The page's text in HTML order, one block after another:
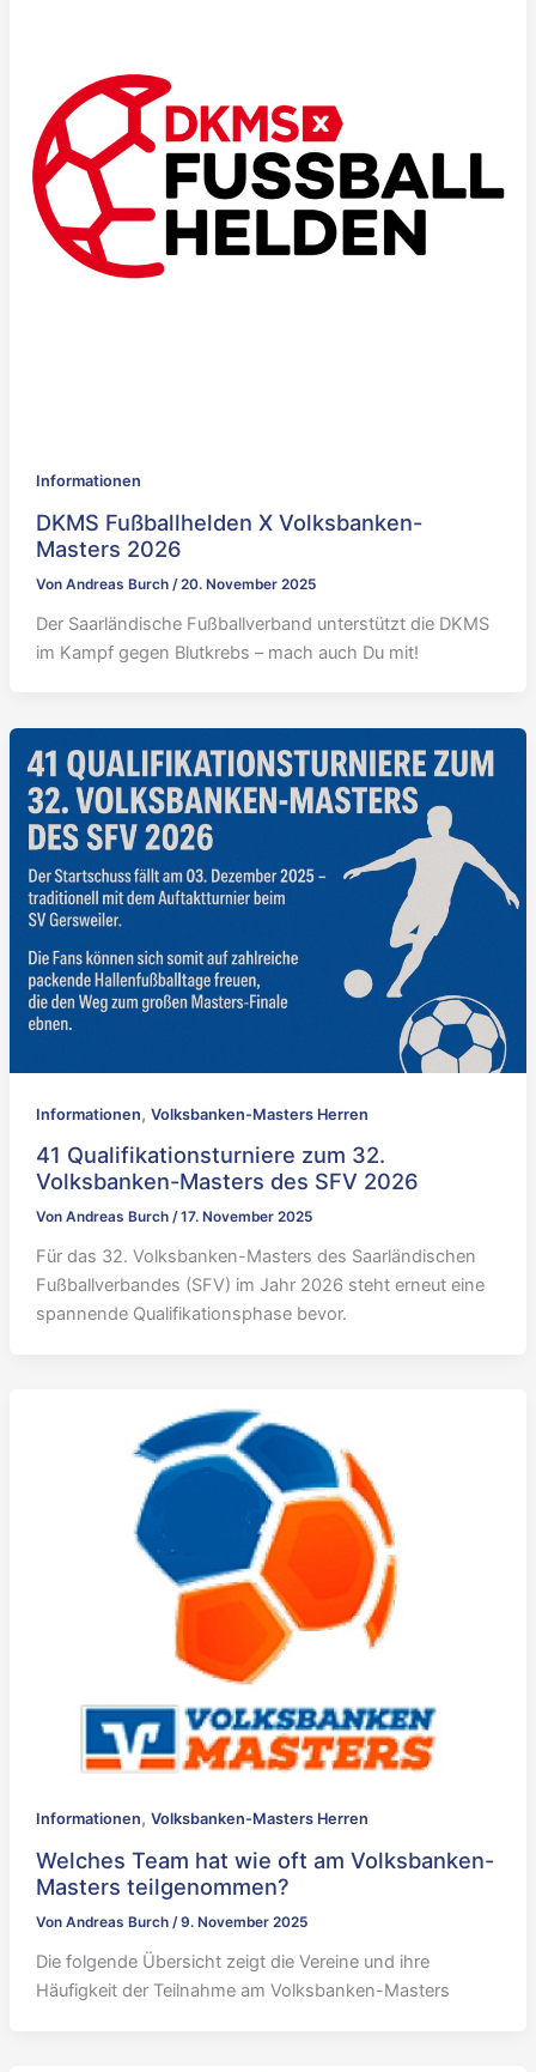
Informationen
DKMS Fußballhelden X Volksbanken-
Masters 2026
Von Andreas Burch /20. November 2025
Der Saarländische Fußballverband unterstützt die DKMS
im Kampf gegen Blutkrebs – mach auch Du mit!
Informationen, Volksbanken-Masters Herren
41 Qualifikationsturniere zum 32.
Volksbanken-Masters des SFV 2026
Von Andreas Burch /17. November 2025
Für das 32. Volksbanken-Masters des Saarländischen
Fußballverbandes (SFV) im Jahr 2026 steht erneut eine
spannende Qualifikationsphase bevor.
Informationen, Volksbanken-Masters Herren
Welches Team hat wie oft am Volksbanken-
Masters teilgenommen?
Von Andreas Burch /9. November 2025
Die folgende Übersicht zeigt die Vereine und ihre
Häufigkeit der Teilnahme am Volksbanken-Masters